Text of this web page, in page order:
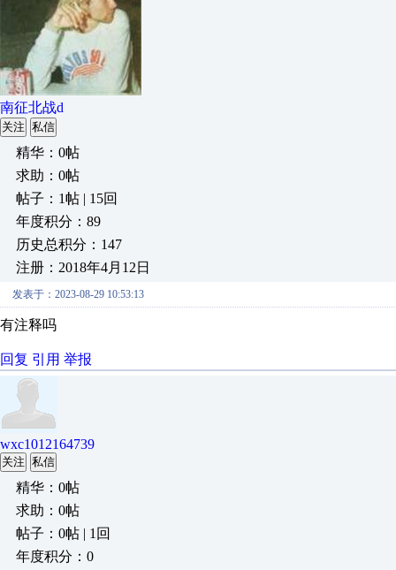
南征北战d
关注 私信
精华：0帖
求助：0帖
帖子：1帖 | 15回
年度积分：89
历史总积分：147
注册：2018年4月12日
发表于：2023-08-29 10:53:13
有注释吗
回复 引用 举报
wxc1012164739
关注 私信
精华：0帖
求助：0帖
帖子：0帖 | 1回
年度积分：0